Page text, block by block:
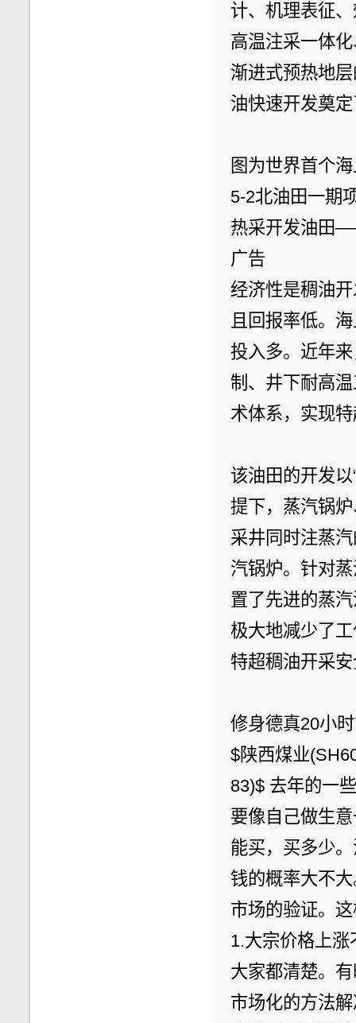
计、机理表征
高温注采一体
渐进式预热地
油快速开发奠
图为世界首个
5-2北油田一期
热采开发油田
广告
经济性是稠油
且回报率低。
投入多。近年
制、井下耐高
术体系，实现
该油田的开发
提下，蒸汽锅
采井同时注蒸
汽锅炉。针对
置了先进的蒸
极大地减少了
特超稠油开采
修身德真20小
$陕西煤业
83)$ 去年的一
要像自己做生
能买，买多少
钱的概率大不
市场的验证。
1.大宗价格上
大家都清楚。
市场化的方法